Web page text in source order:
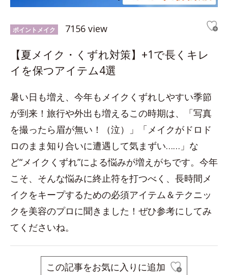
ポイントメイク 7156 view
【夏メイク・くずれ対策】+1で長くキレ
イを保つアイテム4選
暑い日も増え、今年もメイクくずれしやすい季節
が到来！旅行や外出も増えるこの時期は、「写真
を撮ったら眉が無い！（泣）」「メイクがドロド
ロのまま知り合いに遭遇して気まずい……」な
ど“メイクくずれ”による悩みが増えがちです。今年
こそ、そんな悩みに終止符を打つべく、長時間メ
イクをキープするための必須アイテム＆テクニッ
クを美容のプロに聞きました！ぜひ参考にしてみ
てくださいね。
この記事をお気に入りに追加